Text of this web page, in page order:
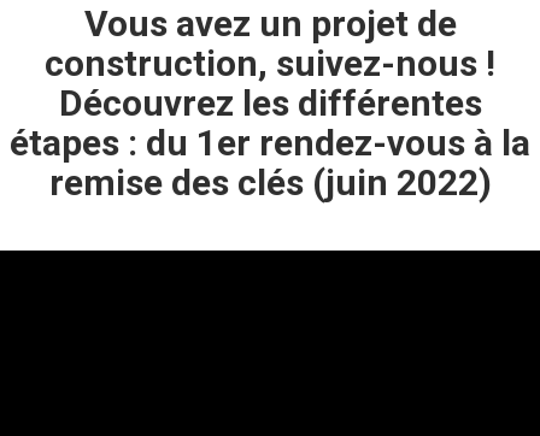
Vous avez un projet de
construction, suivez-nous !
Découvrez les différentes
étapes : du 1er rendez-vous à la
remise des clés (juin 2022)